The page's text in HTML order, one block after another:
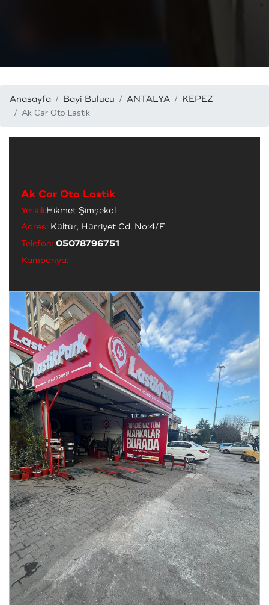
Anasayfa Bayi Bulucu ANTALYA KEPEZ
Ak Car Oto Lastik
Ak Car Oto Lastik
Yetkili:Hikmet Şimşekol
Adres: Kültür, Hürriyet Cd. No:4/F
Telefon: 05078796751
Kampanya: